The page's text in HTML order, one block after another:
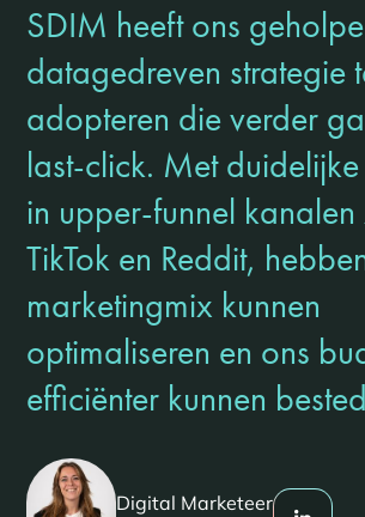
SDIM heeft ons
datagedreven strategie
adopteren die verder
last-click. Met
in upper-funnel
TikTok en Reddit,
marketingmix kunnen
optimaliseren en ons
efficiënter kunnen
Digital Marketeer